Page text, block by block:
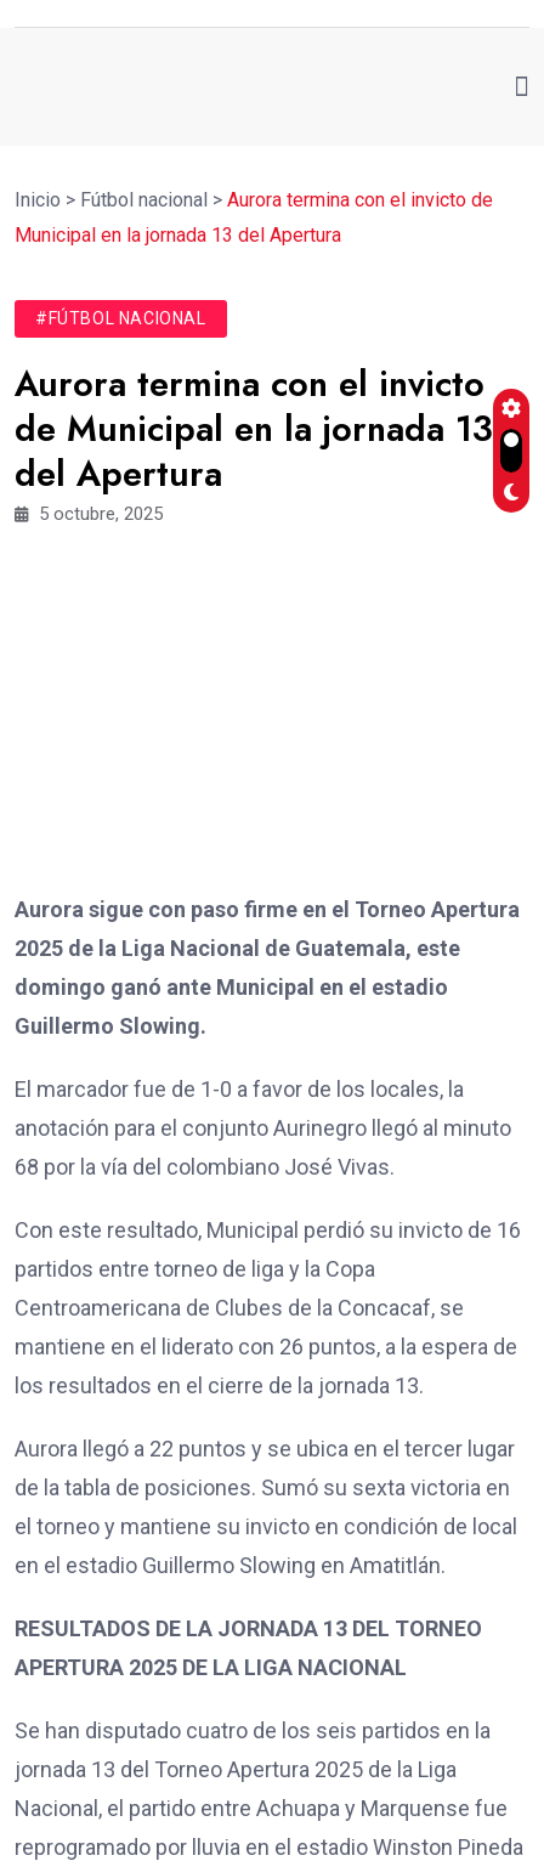
Inicio > Fútbol nacional > Aurora termina con el invicto de
Municipal en la jornada 13 del Apertura
#FÚTBOL NACIONAL
Aurora termina con el invicto
de Municipal en la jornada 13
del Apertura
5 octubre, 2025
Aurora sigue con paso firme en el Torneo Apertura
2025 de la Liga Nacional de Guatemala, este
domingo ganó ante Municipal en el estadio
Guillermo Slowing.
El marcador fue de 1-0 a favor de los locales, la
anotación para el conjunto Aurinegro llegó al minuto
68 por la vía del colombiano José Vivas.
Con este resultado, Municipal perdió su invicto de 16
partidos entre torneo de liga y la Copa
Centroamericana de Clubes de la Concacaf, se
mantiene en el liderato con 26 puntos, a la espera de
los resultados en el cierre de la jornada 13.
Aurora llegó a 22 puntos y se ubica en el tercer lugar
de la tabla de posiciones. Sumó su sexta victoria en
el torneo y mantiene su invicto en condición de local
en el estadio Guillermo Slowing en Amatitlán.
RESULTADOS DE LA JORNADA 13 DEL TORNEO
APERTURA 2025 DE LA LIGA NACIONAL
Se han disputado cuatro de los seis partidos en la
jornada 13 del Torneo Apertura 2025 de la Liga
Nacional, el partido entre Achuapa y Marquense fue
reprogramado por lluvia en el estadio Winston Pineda